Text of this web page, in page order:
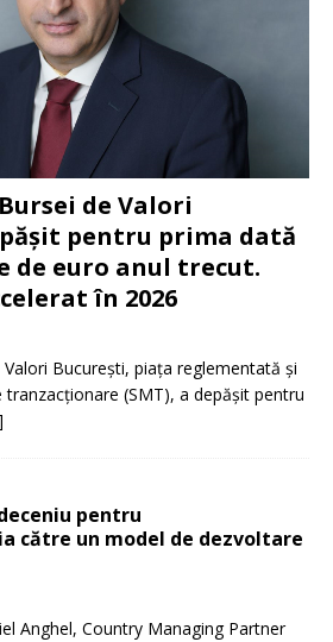
de Valori
pentru prima dată
de euro anul trecut.
în 2026
București, piața reglementată și
(SMT), a depășit pentru
pentru
către un model de dezvoltare
Anghel, Country Managing Partner